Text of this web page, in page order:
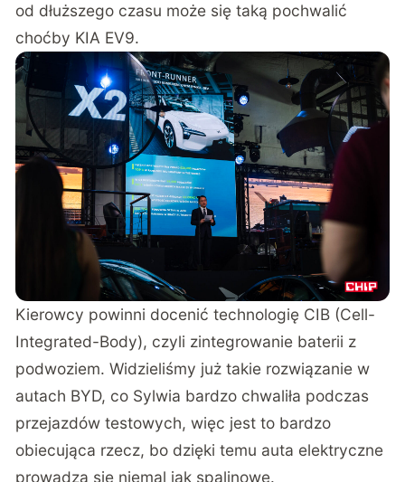
od dłuższego czasu może się taką pochwalić
choćby KIA EV9.
Kierowcy powinni docenić technologię CIB (Cell-
Integrated-Body), czyli zintegrowanie baterii z
podwoziem. Widzieliśmy już takie rozwiązanie w
autach BYD, co Sylwia bardzo chwaliła podczas
przejazdów testowych, więc jest to bardzo
obiecująca rzecz, bo dzięki temu auta elektryczne
prowadzą się niemal jak spalinowe.